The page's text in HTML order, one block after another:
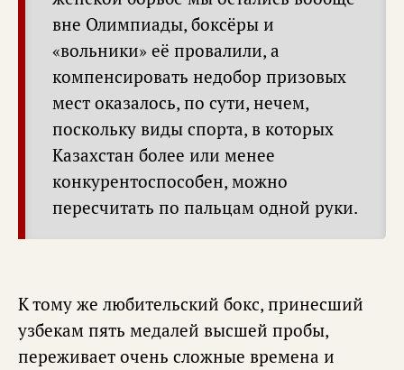
вне Олимпиады, боксёры и
«вольники» её провалили, а
компенсировать недобор призовых
мест оказалось, по сути, нечем,
поскольку виды спорта, в которых
Казахстан более или менее
конкурентоспособен, можно
пересчитать по пальцам одной руки.
К тому же любительский бокс, принесший
узбекам пять медалей высшей пробы,
переживает очень сложные времена и